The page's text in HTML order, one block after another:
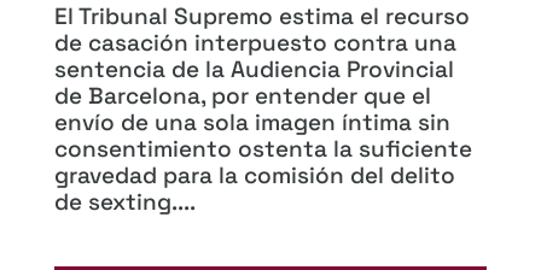
El Tribunal Supremo estima el recurso
de casación interpuesto contra una
sentencia de la Audiencia Provincial
de Barcelona, por entender que el
envío de una sola imagen íntima sin
consentimiento ostenta la suficiente
gravedad para la comisión del delito
de sexting....